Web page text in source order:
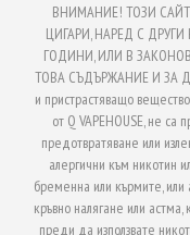
ВНИМАНИЕ! ТОЗИ
ЦИГАРИ, НАРЕД С
ГОДИНИ, ИЛИ В
ТОВА СЪДЪРЖАНИЕ И ЗА
и пристрастяващо
от Q VAPEHOUSE, не
предотвратяване или
алергични към никотин
бременна или кърмите, или
кръвно налягане или
преди да използвате